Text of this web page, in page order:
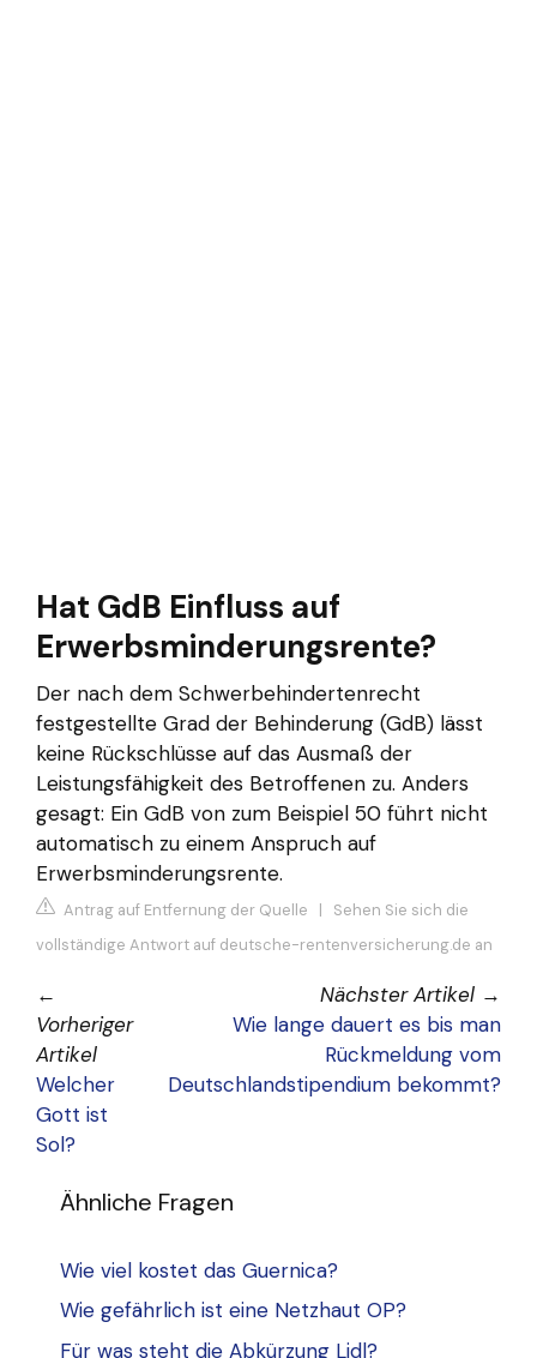
Hat GdB Einfluss auf
Erwerbsminderungsrente?
Der nach dem Schwerbehindertenrecht
festgestellte Grad der Behinderung (GdB) lässt
keine Rückschlüsse auf das Ausmaß der
Leistungsfähigkeit des Betroffenen zu. Anders
gesagt: Ein GdB von zum Beispiel 50 führt nicht
automatisch zu einem Anspruch auf
Erwerbsminderungsrente.
Antrag auf Entfernung der Quelle | Sehen Sie sich die
vollständige Antwort auf deutsche-rentenversicherung.de an
←
Vorheriger
Artikel
Welcher
Gott ist
Sol?
Nächster Artikel →
Wie lange dauert es bis man
Rückmeldung vom
Deutschlandstipendium bekommt?
Ähnliche Fragen
Wie viel kostet das Guernica?
Wie gefährlich ist eine Netzhaut OP?
Für was steht die Abkürzung Lidl?